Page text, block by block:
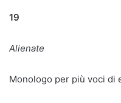
19
Alienate
Monologo per più voci di